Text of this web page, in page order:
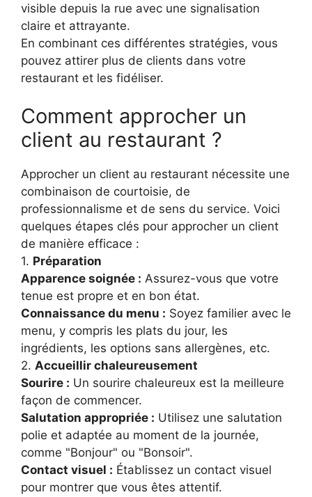
visible depuis la rue avec une signalisation
claire et attrayante.
En combinant ces différentes stratégies, vous
pouvez attirer plus de clients dans votre
restaurant et les fidéliser.
Comment approcher un
client au restaurant ?
Approcher un client au restaurant nécessite une
combinaison de courtoisie, de
professionnalisme et de sens du service. Voici
quelques étapes clés pour approcher un client
de manière efficace :
1. Préparation
Apparence soignée : Assurez-vous que votre
tenue est propre et en bon état.
Connaissance du menu : Soyez familier avec le
menu, y compris les plats du jour, les
ingrédients, les options sans allergènes, etc.
2. Accueillir chaleureusement
Sourire : Un sourire chaleureux est la meilleure
façon de commencer.
Salutation appropriée : Utilisez une salutation
polie et adaptée au moment de la journée,
comme "Bonjour" ou "Bonsoir".
Contact visuel : Établissez un contact visuel
pour montrer que vous êtes attentif.